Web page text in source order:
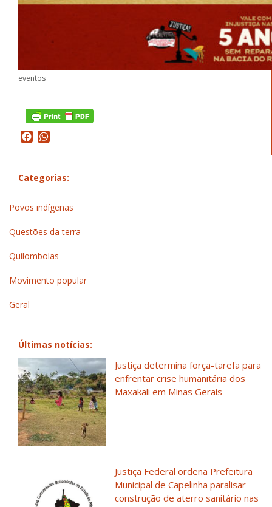
eventos
Facebook
Categorias:
Povos indígenas
Questões da terra
Quilombolas
Movimento popular
Geral
Últimas notícias:
Justiça determina força-tarefa para
enfrentar crise humanitária dos
Maxakali em Minas Gerais
Justiça Federal ordena Prefeitura
Municipal de Capelinha paralisar
construção de aterro sanitário nas